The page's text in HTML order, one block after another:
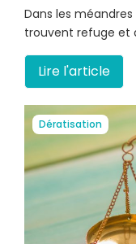
Dans les
trouvent refuge et
Lire l'article
Dératisation